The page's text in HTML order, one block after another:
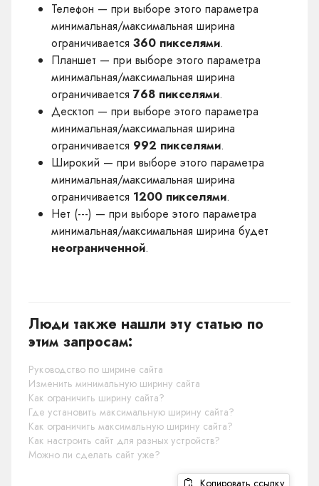
Телефон — при выборе этого параметра
минимальная/максимальная ширина
ограничивается 360 пикселями.
Планшет — при выборе этого параметра
минимальная/максимальная ширина
ограничивается 768 пикселями.
Десктоп — при выборе этого параметра
минимальная/максимальная ширина
ограничивается 992 пикселями.
Широкий — при выборе этого параметра
минимальная/максимальная ширина
ограничивается 1200 пикселями.
Нет (---) — при выборе этого параметра
минимальная/максимальная ширина будет
неограниченной.
Люди также нашли эту статью по
этим запросам:
Руководство по ширине сайта
Изменить минимальную ширину сайта
Как ограничить ширину сайта?
Где установить максимальную ширину сайта?
Как ограничить максимальную ширину сайта?
Как настроить сайт для разных устройств?
Можно ли сделать сайт уже?
Копировать ссылку